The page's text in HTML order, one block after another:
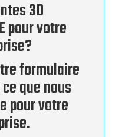
3D
pour votre
formulaire
que nous
pour votre